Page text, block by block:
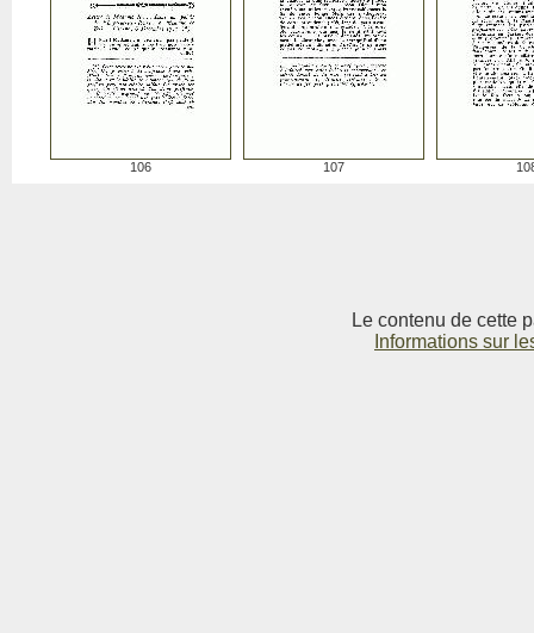
106 107
Le contenu de cette
Informations sur